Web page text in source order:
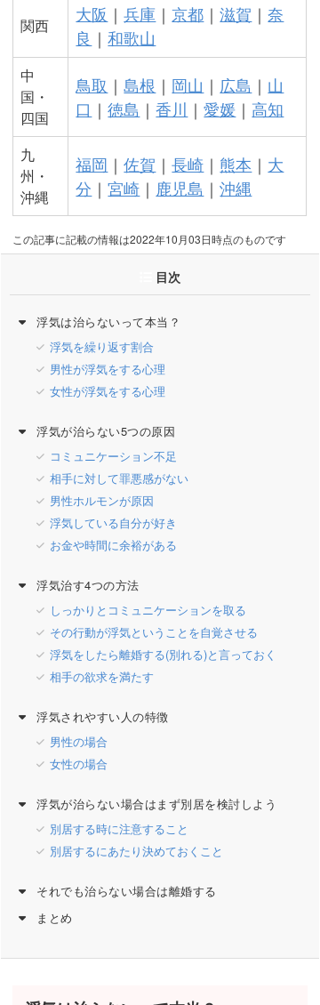
関西
大阪 ｜兵庫 ｜京都 ｜滋賀 ｜奈
良 ｜和歌山
中
国・
四国
鳥取 ｜島根 ｜ 岡山 ｜ 広島 ｜ 山
口 ｜徳島 ｜香川 ｜愛媛 ｜ 高知
九
州・
沖縄
福岡 ｜佐賀 ｜長崎 ｜ 熊本 ｜ 大
分 ｜宮崎 ｜ 鹿児島 ｜沖縄
この記事に記載の情報は2022年10月03日時点のものです
目次
浮気は治らないって本当？
浮気を繰り返す割合
男性が浮気をする心理
女性が浮気をする心理
浮気が治らない5つの原因
コミュニケーション不足
相手に対して罪悪感がない
男性ホルモンが原因
浮気している自分が好き
お金や時間に余裕がある
浮気治す4つの方法
しっかりとコミュニケーションを取る
その行動が浮気ということを自覚させる
浮気をしたら離婚する(別れる)と言っておく
相手の欲求を満たす
浮気されやすい人の特徴
男性の場合
女性の場合
浮気が治らない場合はまず別居を検討しよう
別居する時に注意すること
別居するにあたり決めておくこと
それでも治らない場合は離婚する
まとめ